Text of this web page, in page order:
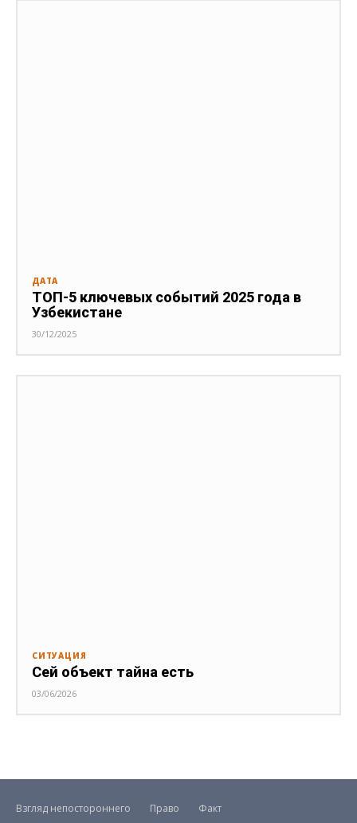
ДАТА
ТОП-5 ключевых событий 2025 года в
Узбекистане
30/12/2025
СИТУАЦИЯ
Сей объект тайна есть
03/06/2026
Взгляд непостороннего Право Факт